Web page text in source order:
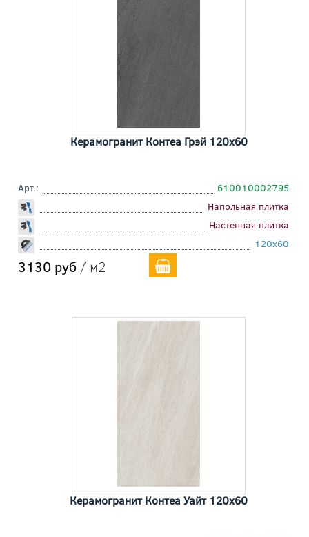
Керамогранит Контеа Грэй 120x60
Арт.:
610010002795
Напольная плитка
Настенная плитка
120x60
3130 руб / м2
Керамогранит Контеа Уайт 120x60